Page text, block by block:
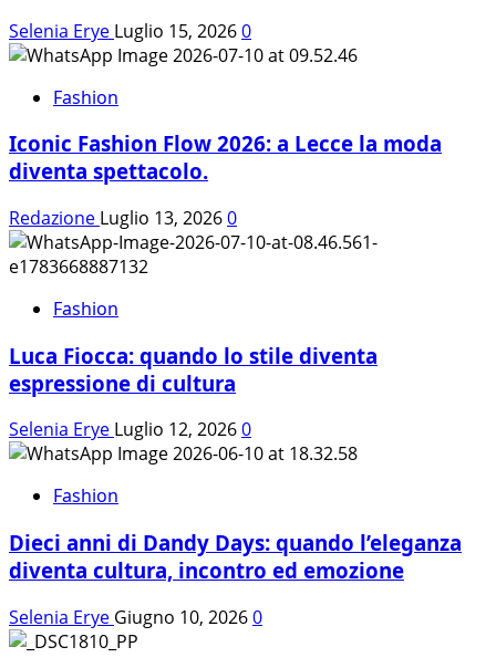
si
conferma
gli
più
spettacolari
Milano
Fashion
Week
Selenia Erye Luglio 15, 20260
Fashion
Iconic Fashion Flow 2026: a Lecce la moda
diventa spettacolo.
Redazione Luglio 13, 20260
Fashion
Luca Fiocca: quando lo stile diventa
espressione di cultura
Selenia Erye Luglio 12, 20260
Fashion
Dieci anni di Dandy Days: quando l’eleganza
diventa cultura, incontro ed emozione
Selenia Erye Giugno 10, 20260